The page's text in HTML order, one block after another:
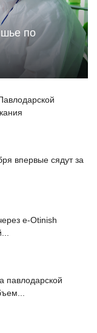
по
впервые сядут за
e-Otinish
павлодарской